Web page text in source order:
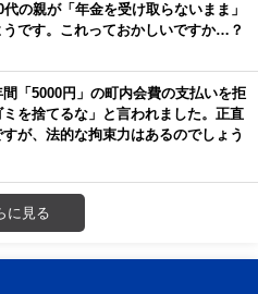
代の親が「年金を受け取らないまま」
です。これっておかしいですか…？
間「5000円」の町内会費の支払いを拒
を捨てるな」と言われました。正直
が、法的な拘束力はあるのでしょう
に見る